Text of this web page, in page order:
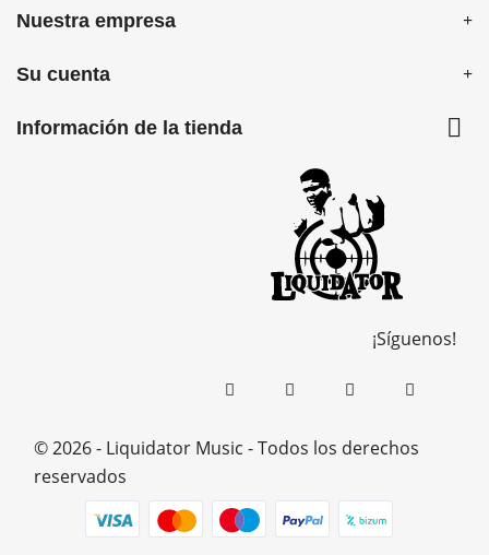
Nuestra empresa
Su cuenta
Información de la tienda 
¡Síguenos!
© 2026 - Liquidator Music - Todos los derechos
reservados